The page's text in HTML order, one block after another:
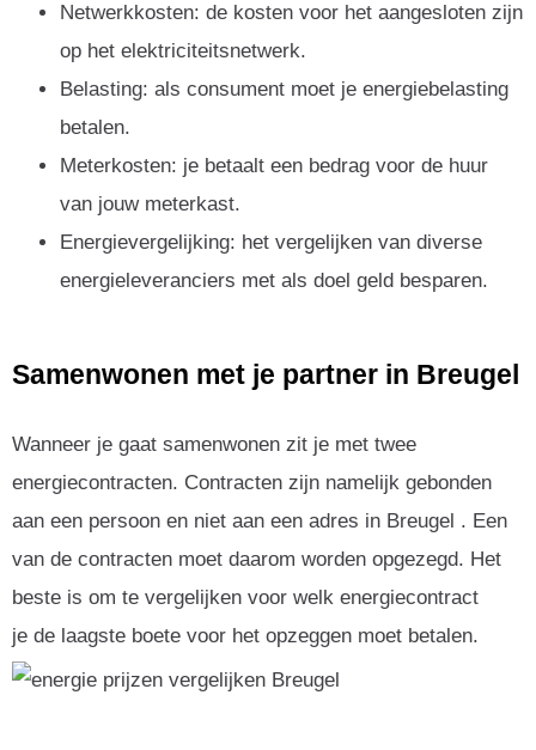
Netwerkkosten: de kosten voor het aangesloten zijn
op het elektriciteitsnetwerk.
Belasting: als consument moet je energiebelasting
betalen.
Meterkosten: je betaalt een bedrag voor de huur
van jouw meterkast.
Energievergelijking: het vergelijken van diverse
energieleveranciers met als doel geld besparen.
Samenwonen met je partner in Breugel
Wanneer je gaat samenwonen zit je met twee
energiecontracten. Contracten zijn namelijk gebonden
aan een persoon en niet aan een adres in Breugel . Een
van de contracten moet daarom worden opgezegd. Het
beste is om te vergelijken voor welk energiecontract
je de laagste boete voor het opzeggen moet betalen.